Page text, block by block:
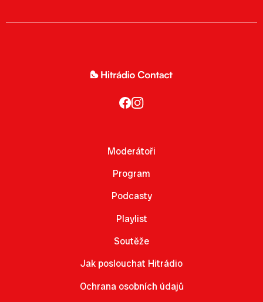
Moderátoři
Program
Podcasty
Playlist
Soutěže
Jak poslouchat Hitrádio
Ochrana osobních údajů